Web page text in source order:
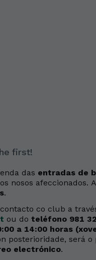
first!
das entradas de
nosos afeccionados.
.
co club a
ou do teléfono 981
a 14:00 horas
posterioridade, será o
electrónico.